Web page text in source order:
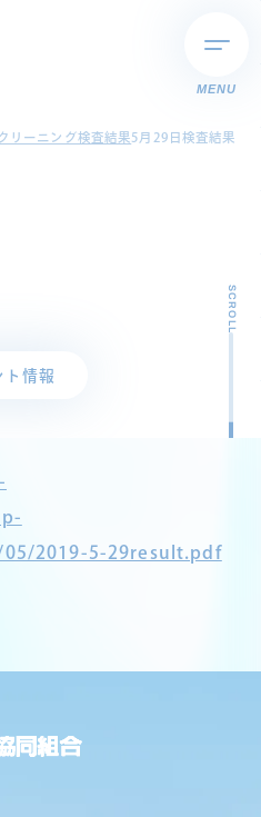
MENU
リーニング検査結果5月29日検査結果
ト情報
SCROLL
2019-5-29result.pdf